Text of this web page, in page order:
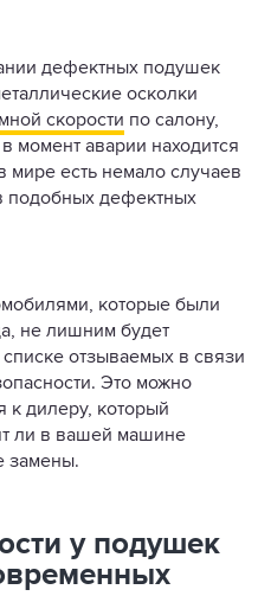
дефектных подушек
осколки
скорости по салону,
момент аварии находится
мире есть немало случаев
подобных дефектных
которые были
не лишним будет
отзываемых в связи
Это можно
к дилеру, который
ли в вашей машине
замены.
у подушек